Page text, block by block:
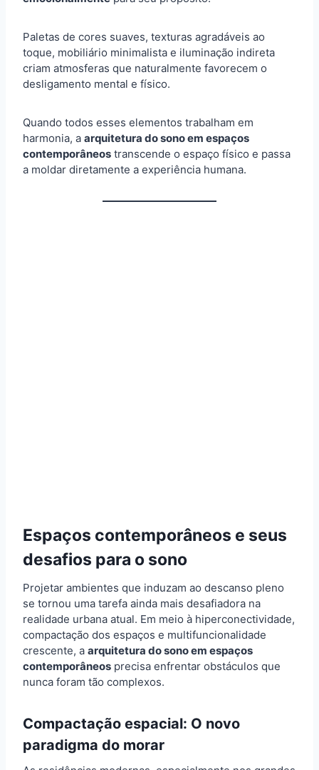
Paletas de cores suaves, texturas agradáveis ao
toque, mobiliário minimalista e iluminação indireta
criam atmosferas que naturalmente favorecem o
desligamento mental e físico.
Quando todos esses elementos trabalham em
harmonia, a arquitetura do sono em espaços
contemporâneos transcende o espaço físico e passa
a moldar diretamente a experiência humana.
Espaços contemporâneos e seus
desafios para o sono
Projetar ambientes que induzam ao descanso pleno
se tornou uma tarefa ainda mais desafiadora na
realidade urbana atual. Em meio à hiperconectividade,
compactação dos espaços e multifuncionalidade
crescente, a arquitetura do sono em espaços
contemporâneos precisa enfrentar obstáculos que
nunca foram tão complexos.
Compactação espacial: O novo
paradigma do morar